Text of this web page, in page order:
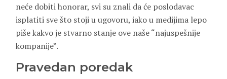
neće dobiti honorar, svi su znali da će poslodavac
isplatiti sve što stoji u ugovoru, iako u medijima lepo
piše kakvo je stvarno stanje ove naše “najuspešnije
kompanije”.
Pravedan poredak